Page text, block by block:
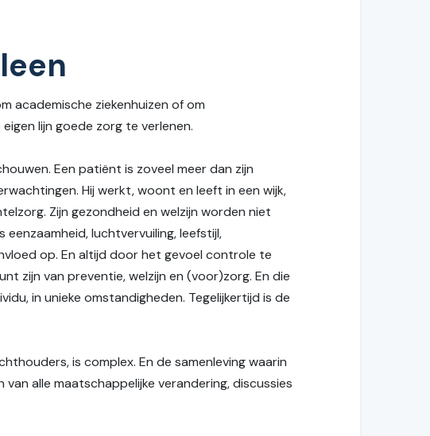
academische ziekenhuizen of om
lijn goede zorg te verlenen.
Een patiënt is zoveel meer dan zijn
Hij werkt, woont en leeft in een wijk,
Zijn gezondheid en welzijn worden niet
luchtvervuiling, leefstijl,
op. En altijd door het gevoel controle te
zijn van preventie, welzijn en (voor)zorg. En die
in unieke omstandigheden. Tegelijkertijd is de
is complex. En de samenleving waarin
alle maatschappelijke verandering, discussies